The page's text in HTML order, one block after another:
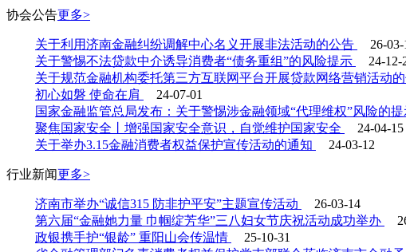
协会公告更多>
关于利用济南金融纠纷调解中心名义开展非法活动的公告
26-03-
关于警惕不法贷款中介诱导消费者“债务重组”的风险提示
24-12-
关于规范金融机构委托第三方互联网平台开展贷款网络营销活动
初心如磐 使命在肩
24-07-01
国家金融监管总局发布：关于警惕涉金融领域“代理维权”风险的提
聚焦国家安全丨增强国家安全意识，自觉维护国家安全
24-04-15
关于举办3.15金融消费者权益保护宣传活动的通知
24-03-12
行业新闻更多>
济南市举办“诚信315 防非护平安”主题宣传活动
26-03-14
第六届“金融她力量 巾帼绽芳华”三八妇女节庆祝活动成功举办
政银携手护“银龄” 重阳山会传温情
25-10-31